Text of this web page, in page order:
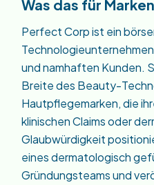
Was das für
Perfect Corp ist ein
und namhaften Kunden.
Breite des Beauty-
Hautpflegemarken, die
klinischen Claims oder
Glaubwürdigkeit
eines dermatologisch
Gründungsteams und